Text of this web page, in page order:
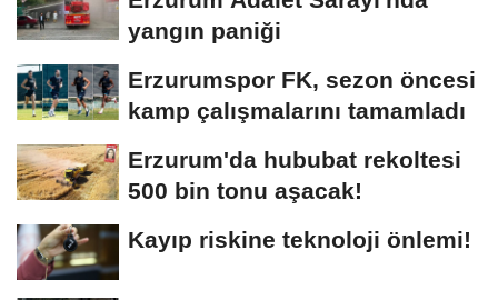
yangın paniği
Erzurumspor FK, sezon öncesi
kamp çalışmalarını tamamladı
Erzurum'da hububat rekoltesi
500 bin tonu aşacak!
Kayıp riskine teknoloji önlemi!